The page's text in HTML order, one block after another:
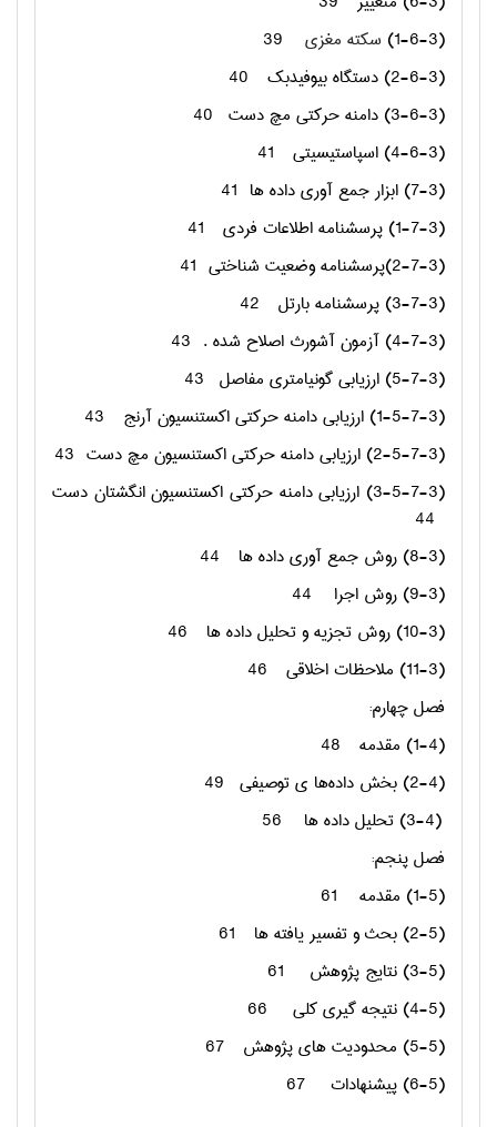
(1-6-3)
سکته مغزی
39
(2-6-3) دستگاه بیوفیدبک
40
(3-6-3) دامنه حرکتی مچ دست
40
(4-6-3) اسپاستیسیتی
41
(7-3) ابزار جمع آوری داده ها
41
(1-7-3) پرسشنامه اطلاعات فردی
41
(2-7-3)پرسشنامه وضعیت شناختی
41
(3-7-3) پرسشنامه بارتل
42
(4-7-3) آزمون آشورث اصلاح شده .
43
(5-7-3) ارزیابی گونیامتری مفاصل
43
(1-5-7-3) ارزیابی دامنه حرکتی اکستنسیون آرنج
43
(2-5-7-3) ارزیابی دامنه حرکتی اکستنسیون مچ دست
43
(3-5-7-3) ارزیابی دامنه حرکتی اکستنسیون انگشتان دست
44
(8-3) روش جمع آوری داده ها
44
(9-3) روش اجرا
44
(10-3) روش تجزیه و تحلیل داده ها
46
(11-3) ملاحظات اخلاقی
46
فصل چهارم:
(1-4) مقدمه
48
(2-4) بخش داده‌ها ی توصيفی
49
(3-4) تحلیل داده ها
56
فصل پنجم:
(1-5) مقدمه
61
(2-5) بحث و تفسیر یافته ها
61
(3-5) نتایج پژوهش
61
(4-5) نتیجه گیری کلی
66
(5-5) محدودیت های پژوهش
67
(6-5) پیشنهادات
67